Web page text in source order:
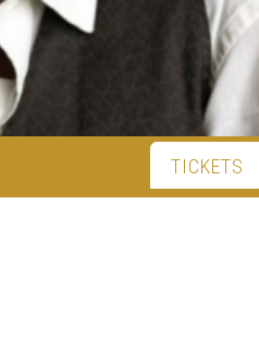
TICKETS